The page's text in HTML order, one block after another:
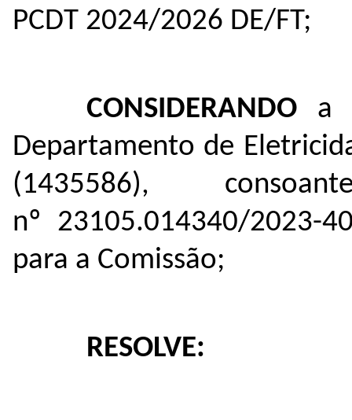
PCDT 2024/2026 DE/FT;
CONSIDERANDO a
Departamento de
(1435586),
nº 23105.014340/2023-
para a Comissão;
RESOLVE: